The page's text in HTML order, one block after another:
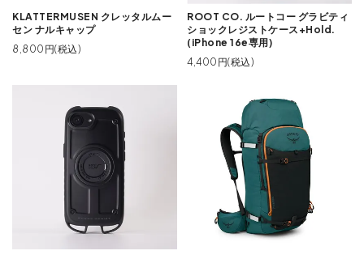
KLATTERMUSEN クレッタルムー
セン ナルキャップ
8,800円(税込)
ROOT CO. ルートコー グラビティ
ショックレジストケース+Hold.
(iPhone 16e専用)
4,400円(税込)